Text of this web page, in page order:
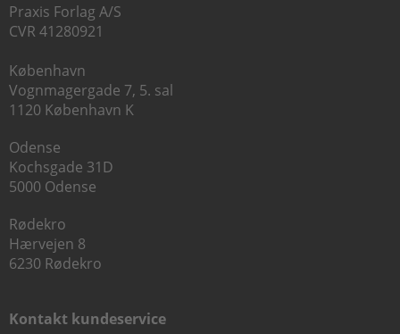
Praxis Forlag A/S
CVR 41280921
København
Vognmagergade 7, 5. sal
1120 København K
Odense
Kochsgade 31D
5000 Odense
Rødekro
Hærvejen 8
6230 Rødekro
Kontakt kundeservice